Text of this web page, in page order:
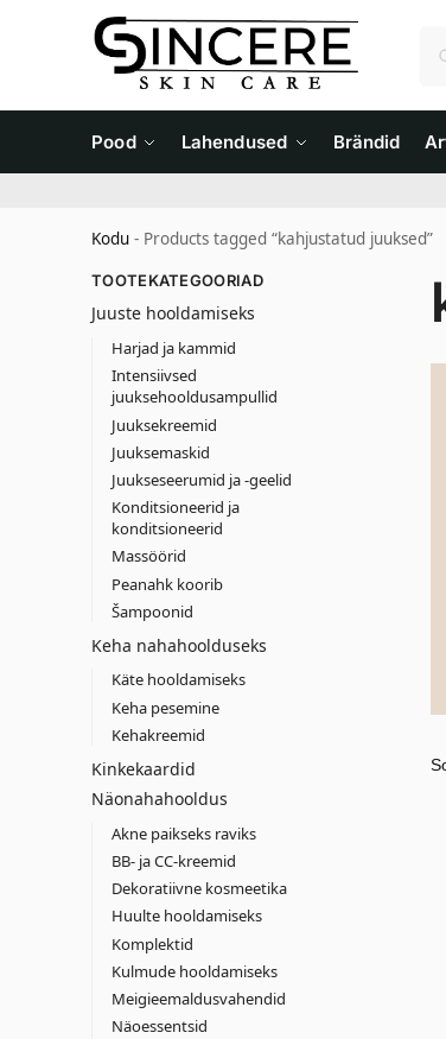
Pood Lahendused Brändid
Kodu - Products tagged “kahjustatud juuksed”
TOOTEKATEGOORIAD
Juuste hooldamiseks
Harjad ja kammid
Intensiivsed
juuksehooldusampullid
Juuksekreemid
Juuksemaskid
Juukseseerumid ja -geelid
Konditsioneerid ja
konditsioneerid
Massöörid
Peanahk koorib
Šampoonid
Keha nahahoolduseks
Käte hooldamiseks
Keha pesemine
Kehakreemid
Kinkekaardid
Näonahahooldus
Akne paikseks raviks
BB- ja CC-kreemid
Dekoratiivne kosmeetika
Huulte hooldamiseks
Komplektid
Kulmude hooldamiseks
Meigieemaldusvahendid
Näoessentsid